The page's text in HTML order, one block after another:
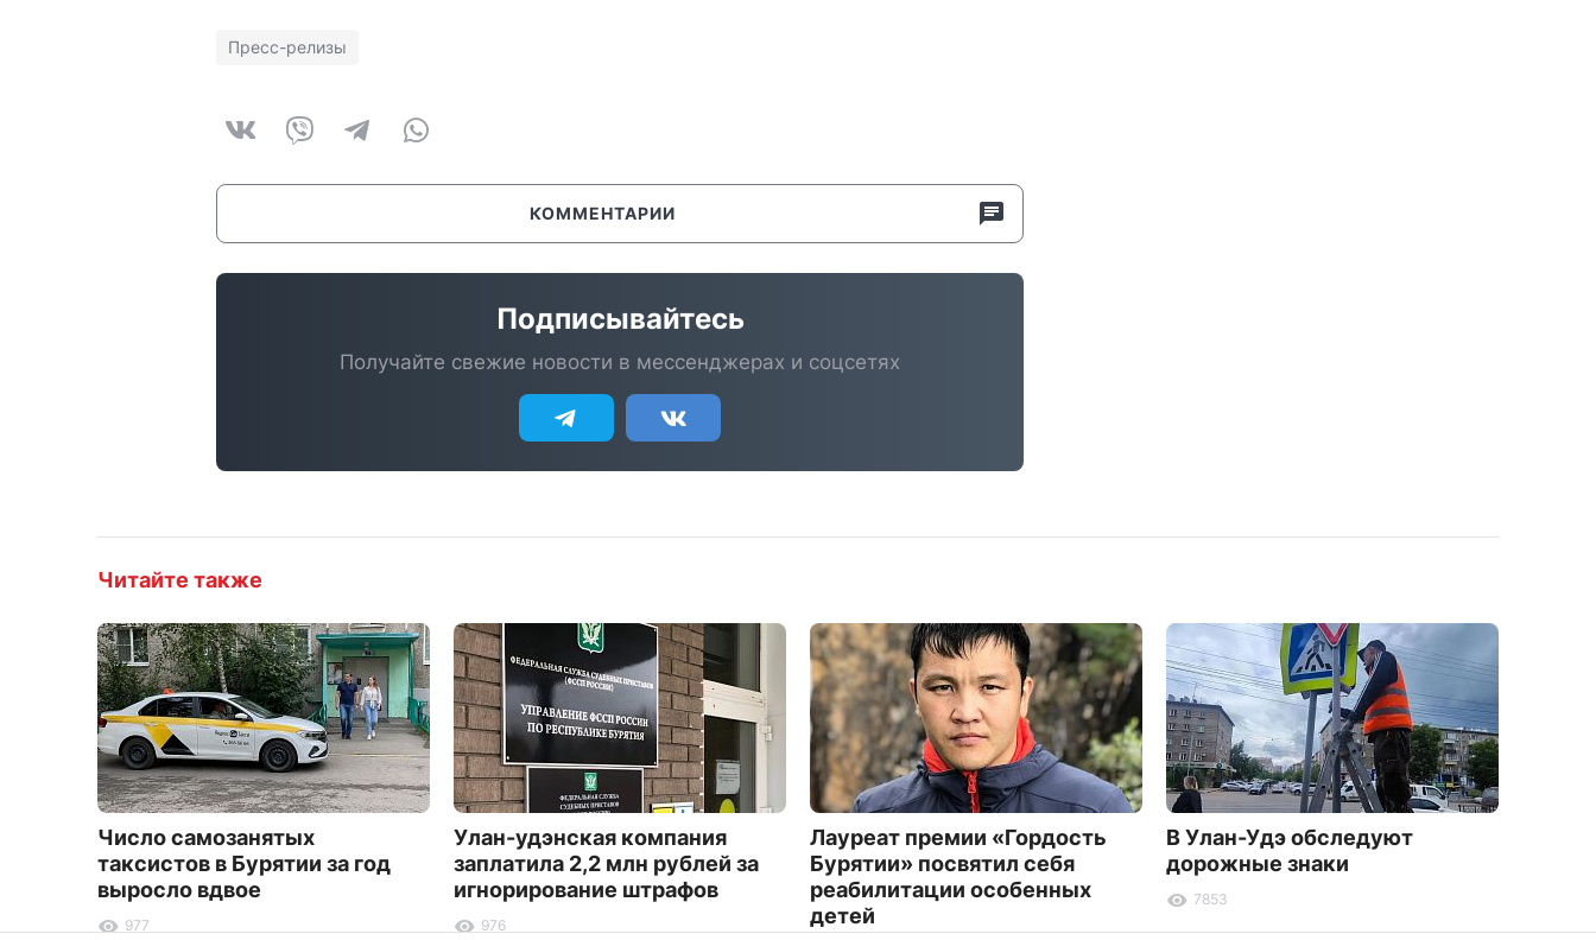
Пресс-релизы
КОММЕНТАРИИ
Подписывайтесь
Получайте свежие новости в мессенджерах и соцсетях
Читайте также
Число самозанятых
таксистов в Бурятии за год
выросло вдвое
977
Улан-удэнская компания
заплатила 2,2 млн рублей за
игнорирование штрафов
976
Лауреат премии «Гордость
Бурятии» посвятил себя
реабилитации особенных
детей
В Улан-Удэ обследуют
дорожные знаки
7853